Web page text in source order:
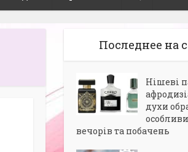
Последнее на
Нішеві
духи
вечорів та побачень